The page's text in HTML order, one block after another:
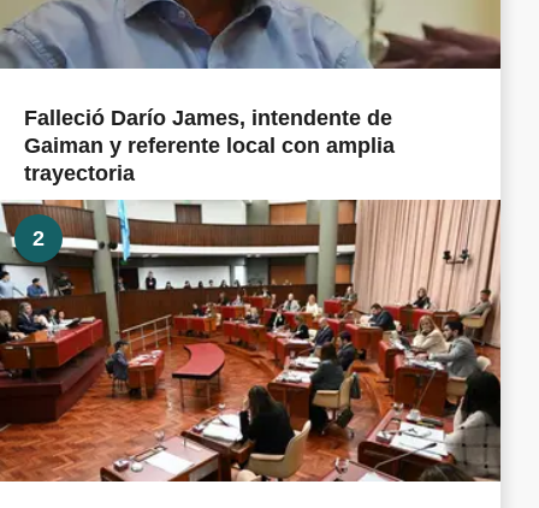
Falleció Darío James, intendente de
Gaiman y referente local con amplia
trayectoria
2